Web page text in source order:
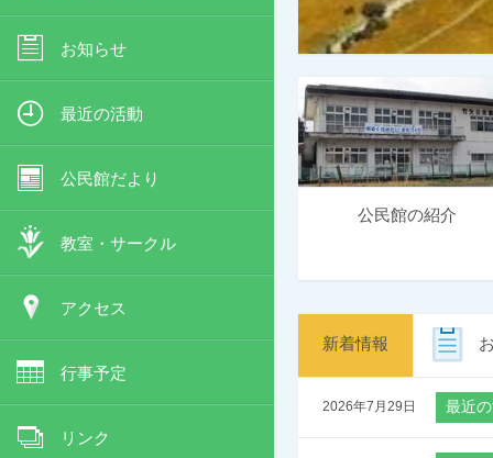
お知らせ
最近の活動
公民館だより
教室・サークル
アクセス
行事予定
リンク
公民館の紹介
新着情報
2026年7月29日